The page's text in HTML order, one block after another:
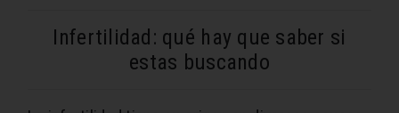
Infertilidad: qué hay que saber si
estas buscando